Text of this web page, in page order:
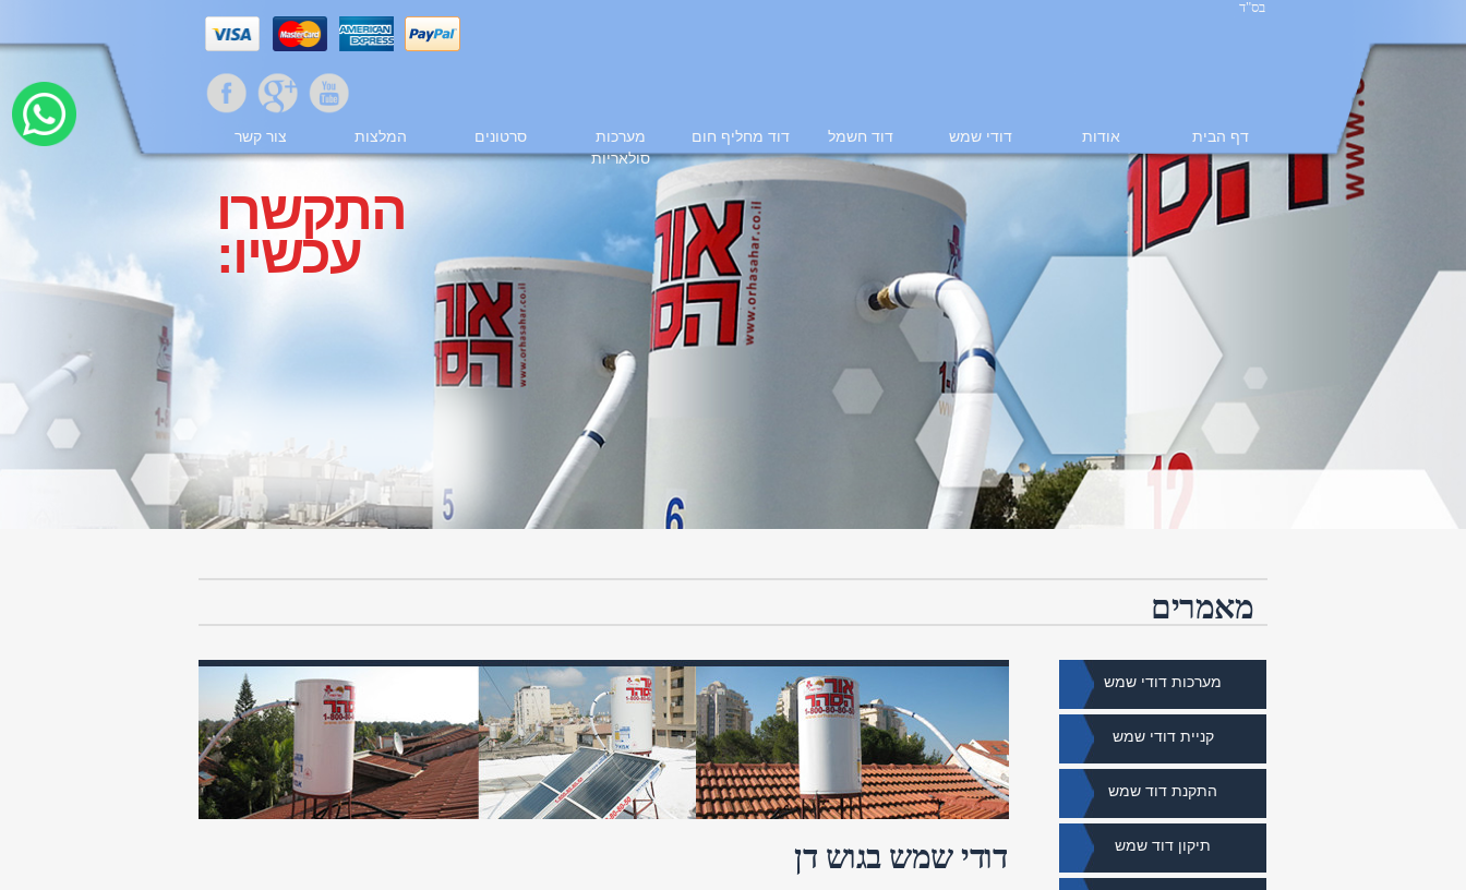
דף הבית אודות דודי שמש דוד חשמל דוד מחליף חום
מערכות
סולאריות
סרטונים המלצות צור קשר
בס"ד
התקשרו
עכשיו:
מאמרים
מערכות דודי שמש
קניית דודי שמש
התקנת דוד שמש
תיקון דוד שמש דודי שמש בגוש דן